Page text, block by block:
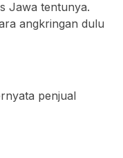
Jawa tentunya.
angkringan dulu
penjual